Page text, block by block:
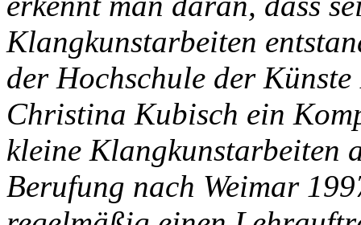
Klangkunstarbeiten
der Hochschule der
Christina Kubisch ein
kleine Klangkunstarbeiten
Berufung nach Weimar